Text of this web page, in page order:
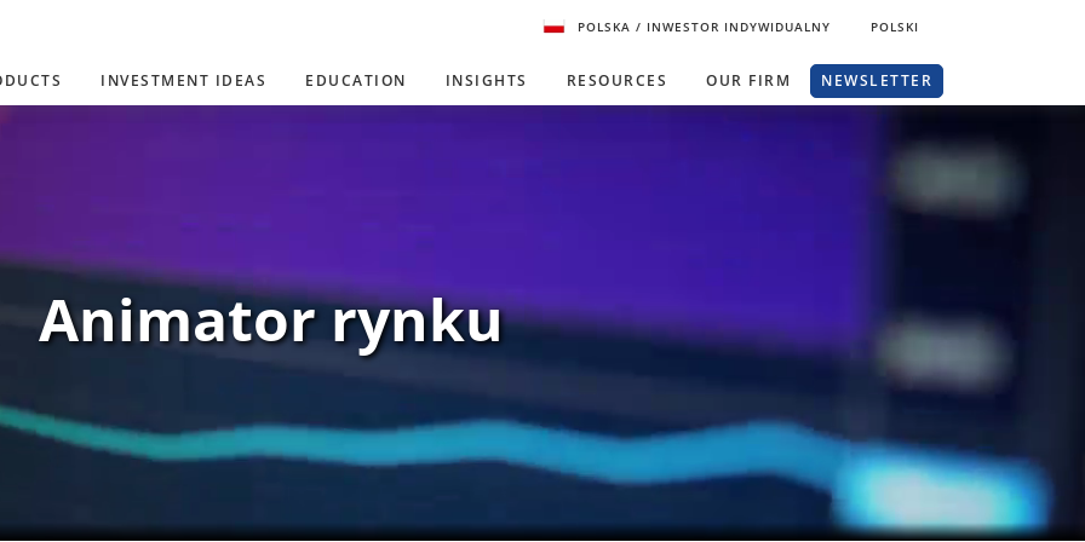
POLSKA/ INWESTOR INDYWIDUALNY POLSKI
INVESTMENT IDEAS EDUCATION INSIGHTS RESOURCES OUR FIRM NEWSLETTER
Animator rynku